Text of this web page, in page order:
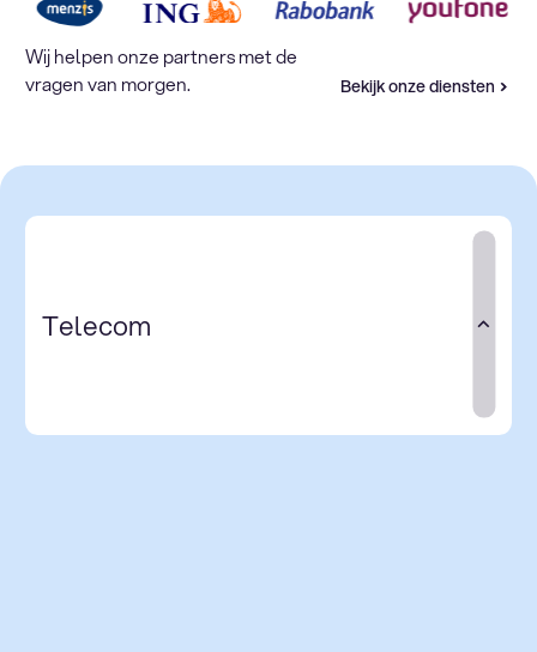
Wij helpen onze partners met de
vragen van morgen.
Bekijk onze diensten
Telecom